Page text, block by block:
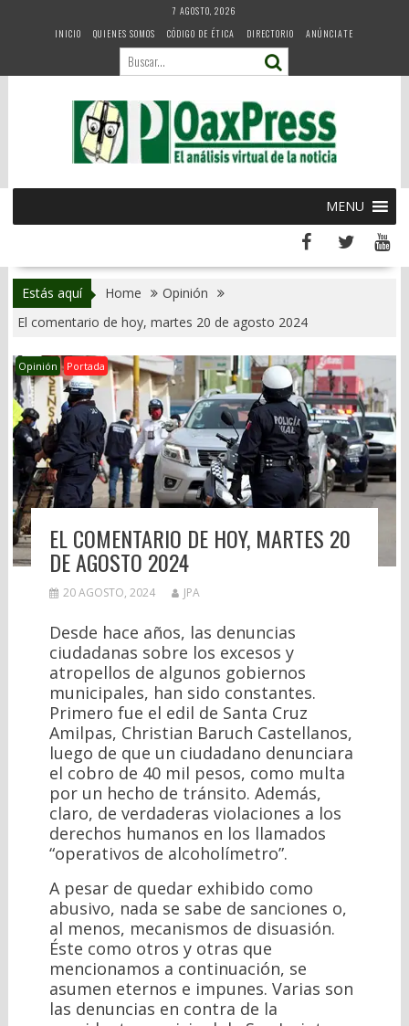
7 AGOSTO, 2026
INICIO
QUIENES SOMOS CÓDIGO DE ÉTICA DIRECTORIO ANÚNCIATE
MENU
Estás aquí Home
Opinión
El comentario de hoy, martes 20 de agosto 2024
Opinión Portada
EL COMENTARIO DE HOY, MARTES 20
DE AGOSTO 2024
20 AGOSTO, 2024 JPA
Desde hace años, las denuncias
ciudadanas sobre los excesos y
atropellos de algunos gobiernos
municipales, han sido constantes.
Primero fue el edil de Santa Cruz
Amilpas, Christian Baruch Castellanos,
luego de que un ciudadano denunciara
el cobro de 40 mil pesos, como multa
por un hecho de tránsito. Además,
claro, de verdaderas violaciones a los
derechos humanos en los llamados
“operativos de alcoholímetro”.
A pesar de quedar exhibido como
abusivo, nada se sabe de sanciones o,
al menos, mecanismos de disuasión.
Éste como otros y otras que
mencionamos a continuación, se
asumen eternos e impunes. Varias son
las denuncias en contra de la